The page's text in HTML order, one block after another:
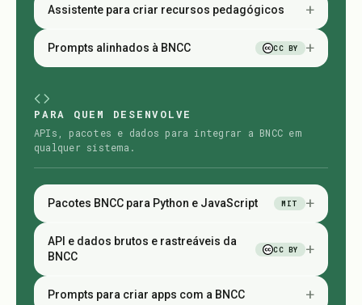
Assistente para criar recursos pedagógicos +
Prompts alinhados à BNCC CC BY +
PARA QUEM DESENVOLVE
APIs, pacotes e dados para integrar a BNCC em
qualquer sistema.
Pacotes BNCC para Python e JavaScript MIT +
API e dados brutos e rastreáveis da
BNCC
CC BY +
Prompts para criar apps com a BNCC +